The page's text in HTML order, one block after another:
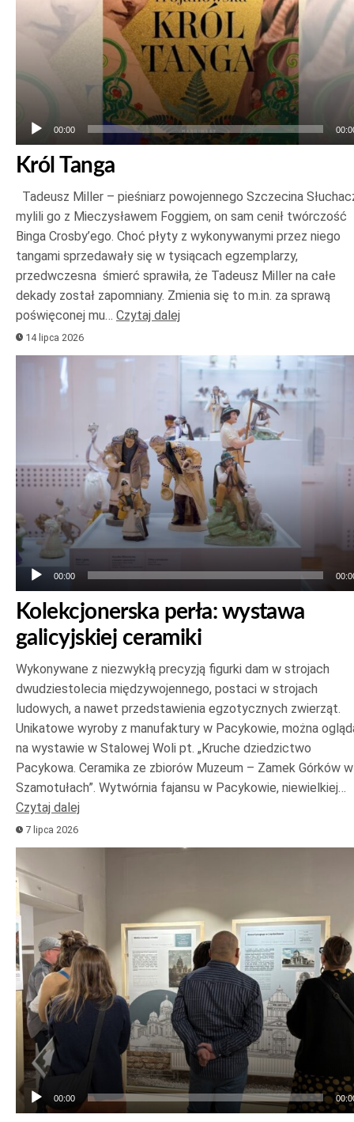
00:00
Król Tanga
Tadeusz Miller – pieśniarz powojennego Szczecina
mylili go z Mieczysławem Foggiem, on sam cenił twórczość
Binga Crosby’ego. Choć płyty z wykonywanymi przez niego
tangami sprzedawały się w tysiącach egzemplarzy,
przedwczesna śmierć sprawiła, że Tadeusz Miller na całe
dekady został zapomniany. Zmienia się to m.in. za sprawą
poświęconej mu… Czytaj dalej
14 lipca 2026
Odtwarzacz
00:00
Kolekcjonerska perła: wystawa
galicyjskiej ceramiki
Wykonywane z niezwykłą precyzją figurki dam w strojach
dwudziestolecia międzywojennego, postaci w strojach
ludowych, a nawet przedstawienia egzotycznych zwierząt.
Unikatowe wyroby z manufaktury w Pacykowie, można
na wystawie w Stalowej Woli pt. „Kruche dziedzictwo
Pacykowa. Ceramika ze zbiorów Muzeum – Zamek Górków w
Szamotułach”. Wytwórnia fajansu w Pacykowie, niewielkiej…
Czytaj dalej
7 lipca 2026
Odtwarzacz
plików
dźwiękowych
00:00